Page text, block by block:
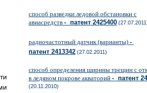
способ разведки ледовой обстановки с
авиасредств - патент 2425400
радиочастотный датчик (варианты) -
патент 2413342 (27.02.2011)
способ определения ширины трещин с
в ледяном покрове акваторий - патент
(20.11.2010)